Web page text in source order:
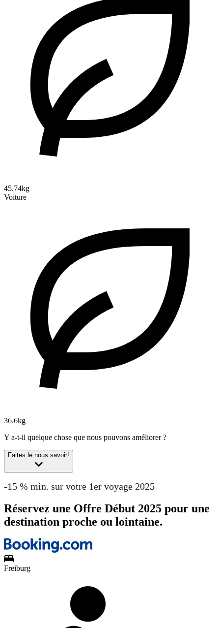
45.74kg
Voiture
36.6kg
Y a-t-il quelque chose que nous pouvons améliorer ?
Faites le nous savoir!
-15 % min. sur votre 1er voyage 2025
Réservez une Offre Début 2025 pour une
destination proche ou lointaine.
Freiburg